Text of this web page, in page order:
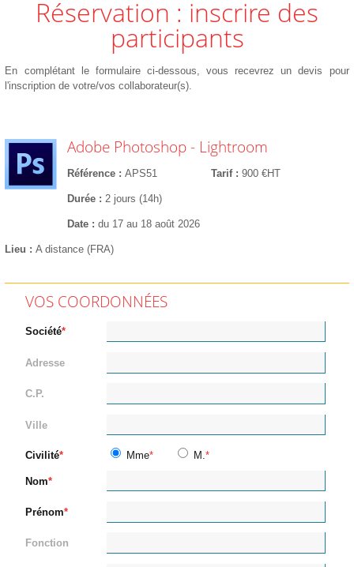
Réservation : inscrire des
participants
En complétant le formulaire ci-dessous, vous recevrez un devis pour
l'inscription de votre/vos collaborateur(s).
Adobe Photoshop - Lightroom
Référence APS51 Tarif 900 €HT
Durée 2 jours (14h)
Date du 17 au 18 août 2026
Lieu A distance (FRA)
VOS COORDONNÉES
Société
Adresse
C.P.
Ville
Civilité Mme M.
Nom
Prénom
Fonction